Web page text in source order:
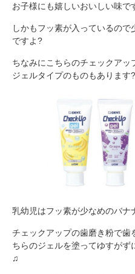
お子様にも嬉しいおいしい味で
しかもフッ素が入っているの
ですよ?
ちなみにこちらのチェックア
ジェルタイプのものもあります?
乳幼児はフッ素が少なめのバナ
チェックアップの歯磨き粉で歯
ちらのジェルを塗ってゆすが
♫